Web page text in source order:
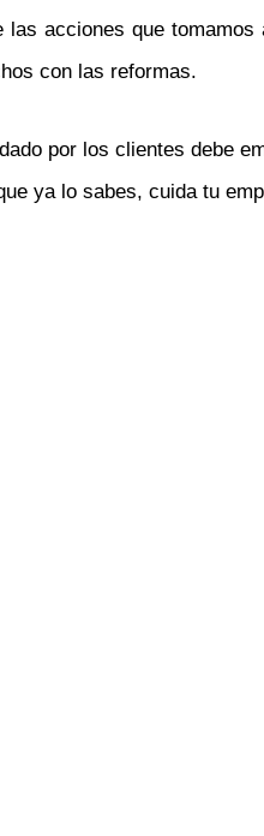
acciones que tomamos
con las reformas.
por los clientes debe
ya lo sabes, cuida tu